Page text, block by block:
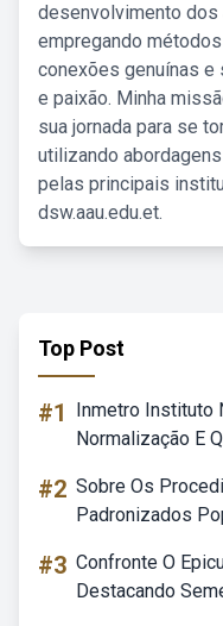
desenvolvimento dos
empregando
conexões genuínas e
e paixão. Minha
sua jornada para se
utilizando
pelas principais
dsw.aau.edu.et.
Top Post
#1
Inmetro Instituto
Normalização E
#2 Sobre Os
Padronizados
#3 Confronte O
Destacando